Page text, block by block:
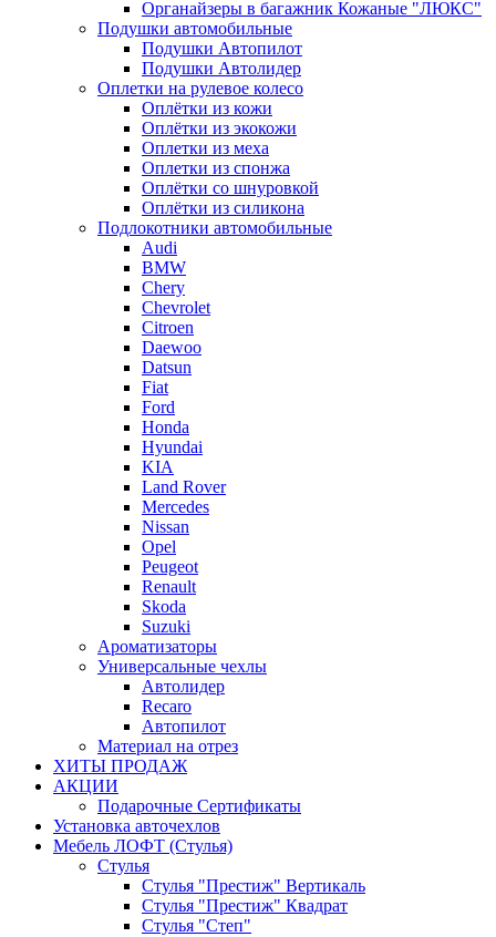
Органайзеры в багажник Кожаные "ЛЮКС"
Подушки автомобильные
Подушки Автопилот
Подушки Автолидер
Оплетки на рулевое колесо
Оплётки из кожи
Оплётки из экокожи
Оплетки из меха
Оплетки из спонжа
Оплётки со шнуровкой
Оплётки из силикона
Подлокотники автомобильные
Audi
BMW
Chery
Chevrolet
Citroen
Daewoo
Datsun
Fiat
Ford
Honda
Hyundai
KIA
Land Rover
Mercedes
Nissan
Opel
Peugeot
Renault
Skoda
Suzuki
Ароматизаторы
Универсальные чехлы
Автолидер
Recaro
Автопилот
Материал на отрез
ХИТЫ ПРОДАЖ
АКЦИИ
Подарочные Сертификаты
Установка авточехлов
Мебель ЛОФТ (Стулья)
Стулья
Стулья "Престиж" Вертикаль
Стулья "Престиж" Квадрат
Стулья "Степ"